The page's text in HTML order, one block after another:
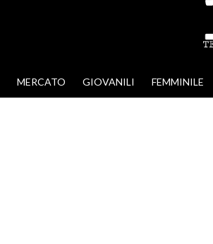
MERCATO GIOVANILI FEMMINILE